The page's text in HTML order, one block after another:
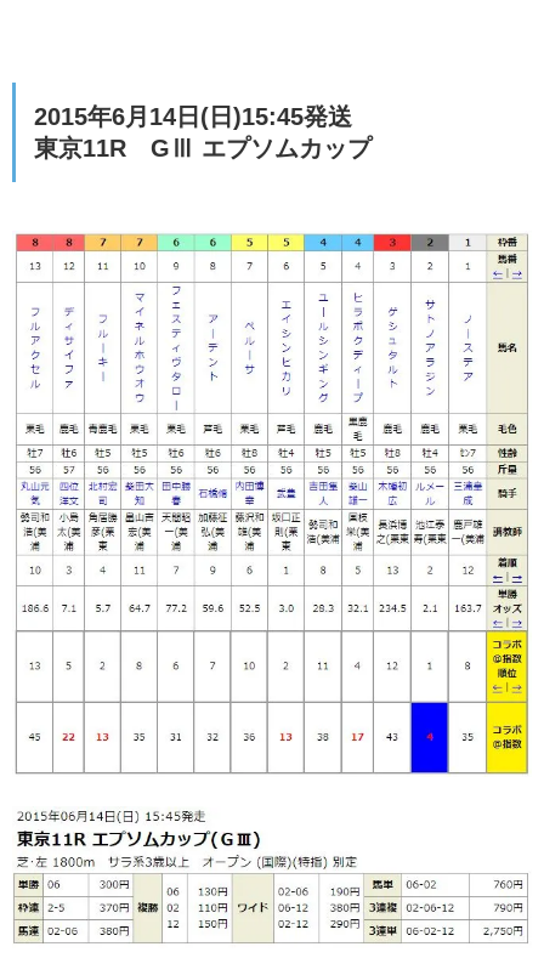
2015年6月14日(日)15:45発送
東京11R GⅢ エプソムカップ